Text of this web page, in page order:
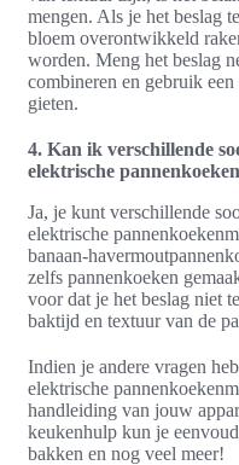
mengen. Als je het beslag
bloem overontwikkeld
worden. Meng het beslag
combineren en gebruik
gieten.
4. Kan ik verschillende
elektrische
Ja, je kunt verschillende
elektrische
banaan-
zelfs pannenkoeken
voor dat je het beslag niet
baktijd en textuur van de
Indien je andere vragen
elektrische
handleiding van jouw
keukenhulp kun je
bakken en nog veel meer!